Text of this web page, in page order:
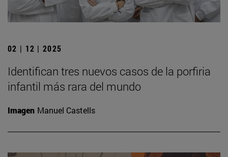
02 | 12 | 2025
Identifican tres nuevos casos de la porfiria
infantil más rara del mundo
Imagen Manuel Castells